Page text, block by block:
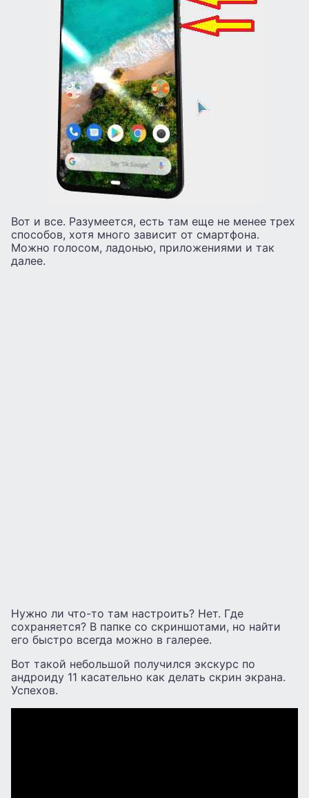
Вот и все. Разумеется, есть там еще не менее трех
способов, хотя много зависит от смартфона.
Можно голосом, ладонью, приложениями и так
далее.
Нужно ли что-то там настроить? Нет. Где
сохраняется? В папке со скриншотами, но найти
его быстро всегда можно в галерее.
Вот такой небольшой получился экскурс по
андроиду 11 касательно как делать скрин экрана.
Успехов.